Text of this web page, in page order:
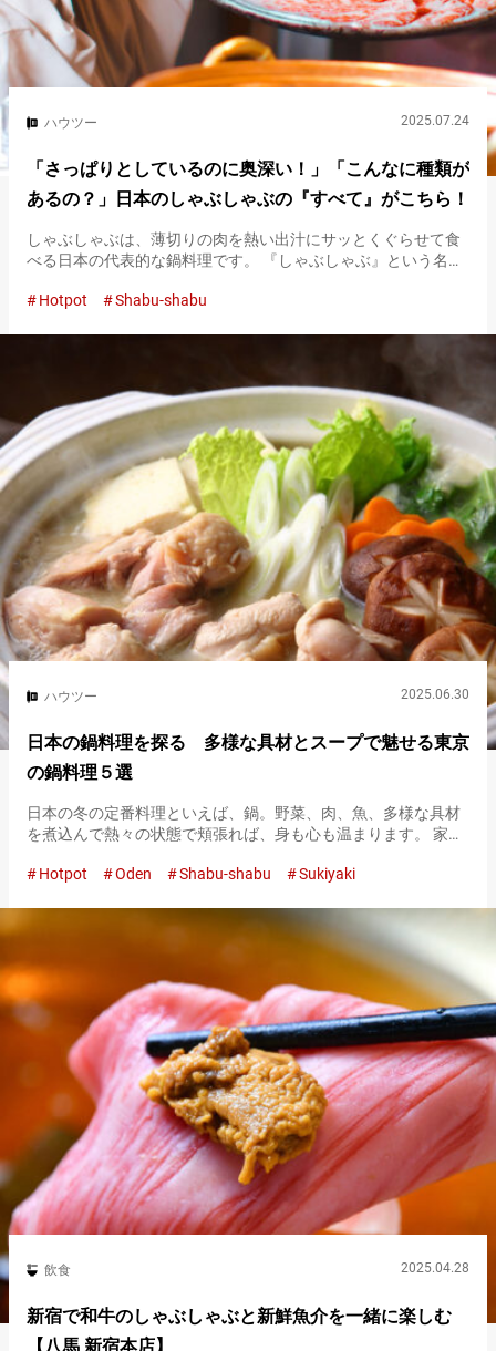
ハウツー 2025.07.24
「さっぱりとしているのに奥深い！」「こんなに種類が
あるの？」日本のしゃぶしゃぶの『すべて』がこちら！
しゃぶしゃぶは、薄切りの肉を熱い出汁にサッとくぐらせて食
べる日本の代表的な鍋料理です。 『しゃぶしゃぶ』という名前
方と上品な味わいで多くの人に愛されています。戦後に誕生し
Hotpot Shabu-shabu
ハウツー 2025.06.30
日本の鍋料理を探る 多様な具材とスープで魅せる東京
の鍋料理５選
日本の冬の定番料理といえば、鍋。野菜、肉、魚、多様な具材
を煮込んで熱々の状態で頬張れば、身も心も温まります。 家庭
のバリエーションは実に豊か。 寄せ鍋、すき焼き、しゃぶしゃ
Hotpot Oden Shabu-shabu Sukiyaki
飲食 2025.04.28
新宿で和牛のしゃぶしゃぶと新鮮魚介を一緒に楽しむ
【八馬 新宿本店】